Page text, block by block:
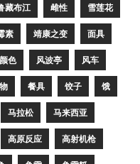
藏布江 雌性 雪莲花
素 靖康之变 面具
颜色 风波亭 风车
餐具 饺子 饿
马拉松 马来西亚
高原反应 高射机枪